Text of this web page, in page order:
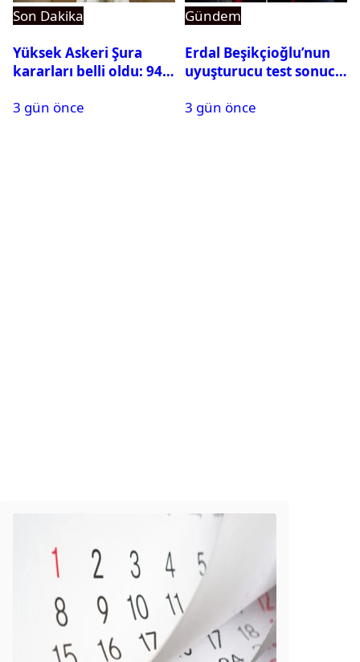
Son Dakika
Yüksek Askeri Şura
kararları belli oldu: 94
3 gün önce
Gündem
Erdal Beşikçioğlu’nun
uyuşturucu test sonucu
3 gün önce